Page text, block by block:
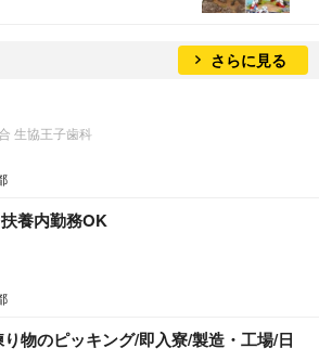
さらに見る
生協王子歯科
養内勤務OK
り物のピッキング/即入寮/製造・工場/日